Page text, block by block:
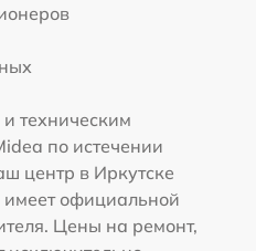
техническим
по истечении
центр в Иркутске
имеет официальной
Цены на ремонт,